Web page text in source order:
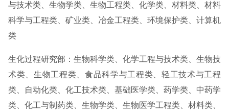
与技术类、生物学类、生物工程类、化学类、材料类、材料
科学与工程类、矿业类、冶金工程类、环境保护类、计算机
类
生化过程研究部：生物科学类、化学工程与技术类、生物技
术类、生物工程类、食品科学与工程类、轻工技术与工程
类、自动化类、化工技术类、基础医学类、药学类、中药学
类、化工与制药类、生物学类、生物医学工程类、材料类、